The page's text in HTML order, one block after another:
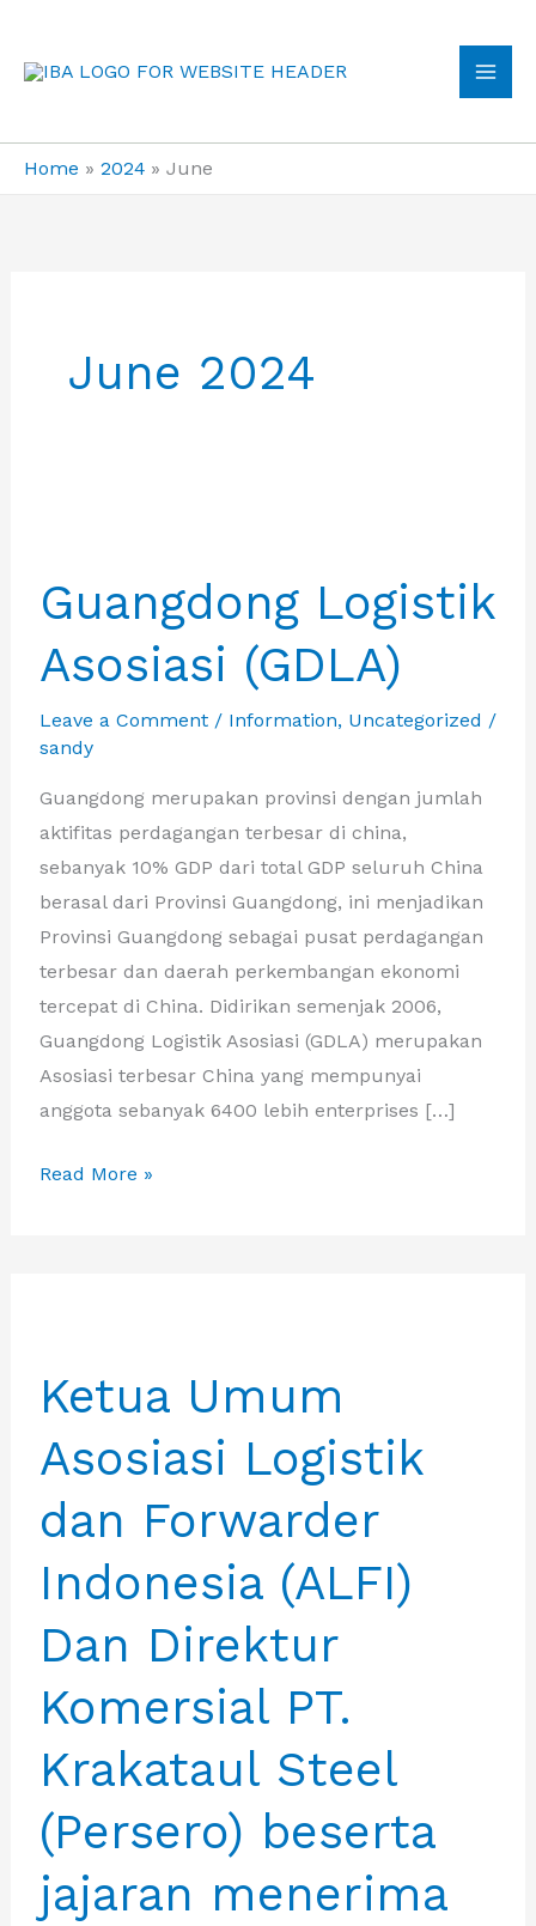
content
Home 2024 June
June 2024
Guangdong Logistik
Asosiasi (GDLA)
Leave a Comment / Information, Uncategorized /
sandy
Guangdong merupakan provinsi dengan jumlah
aktifitas perdagangan terbesar di china,
sebanyak 10% GDP dari total GDP seluruh China
berasal dari Provinsi Guangdong, ini menjadikan
Provinsi Guangdong sebagai pusat perdagangan
terbesar dan daerah perkembangan ekonomi
tercepat di China. Didirikan semenjak 2006,
Guangdong Logistik Asosiasi (GDLA) merupakan
Asosiasi terbesar China yang mempunyai
anggota sebanyak 6400 lebih enterprises […]
Guangdong
Read More »
Ketua Umum
Asosiasi Logistik
dan Forwarder
Indonesia (ALFI)
Dan Direktur
Komersial PT.
Krakataul Steel
(Persero) beserta
jajaran menerima